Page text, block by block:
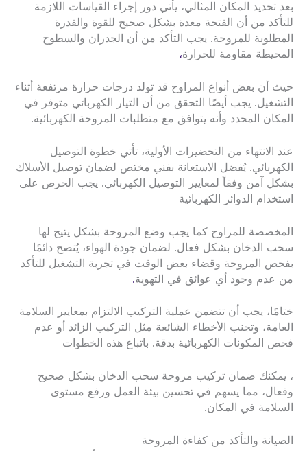
بعد تحديد المكان المثالي، يأتي دور إجراء القياسات اللازمة
للتأكد من أن الفتحة معدة بشكل صحيح للقوة والقدرة
المطلوبة للمروحة. يجب التأكد من أن الجدران والسطوح
المحيطة مقاومة للحرارة،
حيث أن بعض أنواع المراوح قد تولد درجات حرارة مرتفعة أثناء
التشغيل. يجب أيضًا التحقق من أن التيار الكهربائي متوفر في
المكان المحدد وأنه يتوافق مع متطلبات المروحة الكهربائية.
عند الانتهاء من التحضيرات الأولية، تأتي خطوة التوصيل
الكهربائي. يُفضل الاستعانة بفني مختص لضمان توصيل الأسلاك
بشكل آمن وفقاً لمعايير التوصيل الكهربائي. يجب الحرص على
استخدام الدوائر الكهربائية
المخصصة للمراوح كما يجب وضع المروحة بشكل يتيح لها
سحب الدخان بشكل فعال. لضمان جودة الهواء، يُنصح دائمًا
بفحص المروحة وقضاء بعض الوقت في تجربة التشغيل للتأكد
من عدم وجود أي عوائق في التهوية.
ختامًا، يجب أن تتضمن عملية التركيب الالتزام بمعايير السلامة
العامة، وتجنب الأخطاء الشائعة مثل التركيب الزائد أو عدم
فحص المكونات الكهربائية بدقة. باتباع هذه الخطوات
، يمكنك ضمان تركيب مروحة سحب الدخان بشكل صحيح
وفعال، مما يسهم في تحسين بيئة العمل ورفع مستوى
السلامة في المكان.
الصيانة والتأكد من كفاءة المروحة